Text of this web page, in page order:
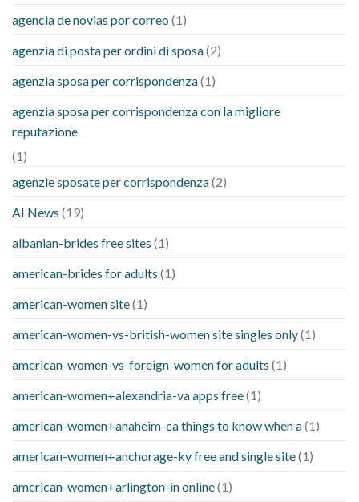
agencia de novias por correo (1)
agenzia di posta per ordini di sposa(2)
agenzia sposa per corrispondenza(1)
agenzia sposa per corrispondenza con la migliore
reputazione
(1)
agenzie sposate per corrispondenza(2)
AI News (19)
albanian-brides free sites (1)
american-brides for adults (1)
american-women site(1)
american-women-vs-british-women site singles only(1)
american-women-vs-foreign-women for adults (1)
american-women+alexandria-va apps free(1)
american-women+anaheim-ca things to know when a(1)
american-women+anchorage-ky free and single site(1)
american-women+arlington-in online(1)